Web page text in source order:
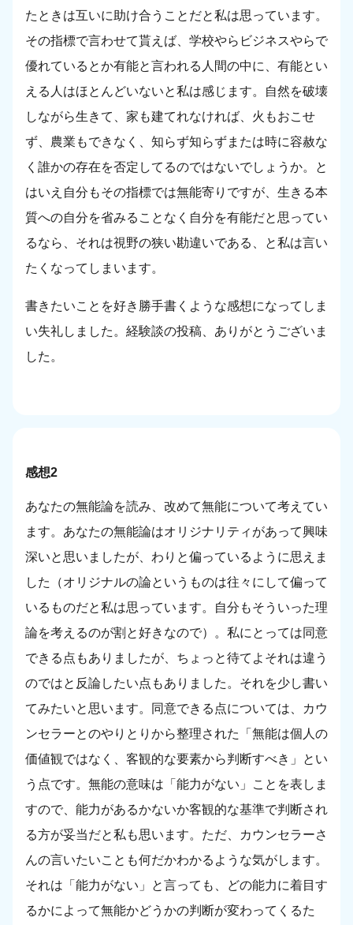
たときは互いに助け合うことだと私は思っています。
その指標で言わせて貰えば、学校やらビジネスやらで
優れているとか有能と言われる人間の中に、有能とい
える人はほとんどいないと私は感じます。自然を破壊
しながら生きて、家も建てれなければ、火もおこせ
ず、農業もできなく、知らず知らずまたは時に容赦な
く誰かの存在を否定してるのではないでしょうか。と
はいえ自分もその指標では無能寄りですが、生きる本
質への自分を省みることなく自分を有能だと思ってい
るなら、それは視野の狭い勘違いである、と私は言い
たくなってしまいます。
書きたいことを好き勝手書くような感想になってしま
い失礼しました。経験談の投稿、ありがとうございま
した。
感想2
あなたの無能論を読み、改めて無能について考えてい
ます。あなたの無能論はオリジナリティがあって興味
深いと思いましたが、わりと偏っているように思えま
した（オリジナルの論というものは往々にして偏って
いるものだと私は思っています。自分もそういった理
論を考えるのが割と好きなので）。私にとっては同意
できる点もありましたが、ちょっと待てよそれは違う
のではと反論したい点もありました。それを少し書い
てみたいと思います。同意できる点については、カウ
ンセラーとのやりとりから整理された「無能は個人の
価値観ではなく、客観的な要素から判断すべき」とい
う点です。無能の意味は「能力がない」ことを表しま
すので、能力があるかないか客観的な基準で判断され
る方が妥当だと私も思います。ただ、カウンセラーさ
んの言いたいことも何だかわかるような気がします。
それは「能力がない」と言っても、どの能力に着目す
るかによって無能かどうかの判断が変わってくるた